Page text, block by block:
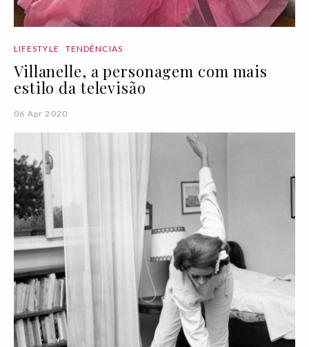
LIFESTYLE TENDÊNCIAS
Villanelle, a personagem com mais
estilo da televisão
06 Apr 2020